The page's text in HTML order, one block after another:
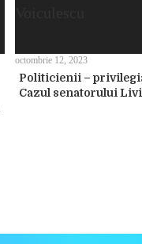
Politicienii –
Cazul senatorului
octombrie 12, 2023